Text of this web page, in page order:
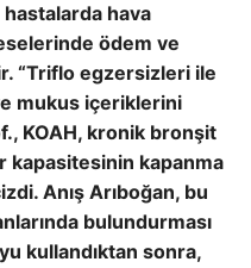
hava
ödem ve
“Triflo egzersizleri ile
mukus içeriklerini
KOAH, kronik bronşit
kapasitesinin kapanma
Anış Arıboğan, bu
bulundurması
kullandıktan sonra,